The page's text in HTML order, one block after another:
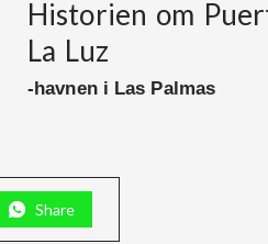
Historien om
La Luz
-havnen i Las Palmas
Share